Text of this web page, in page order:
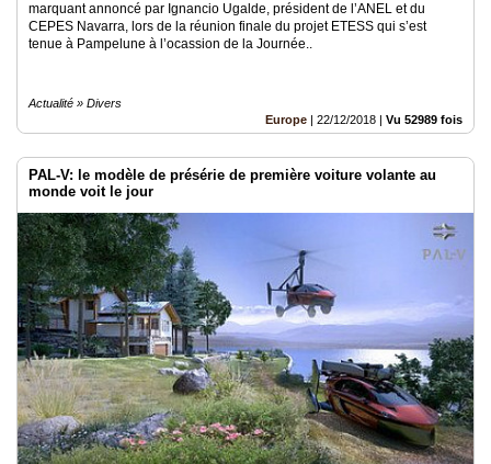
marquant annoncé par Ignancio Ugalde, président de l’ANEL et du
CEPES Navarra, lors de la réunion finale du projet ETESS qui s’est
tenue à Pampelune à l’ocassion de la Journée..
Actualité » Divers
Europe | 22/12/2018 | Vu 52989 fois
PAL-V: le modèle de présérie de première voiture volante au
monde voit le jour